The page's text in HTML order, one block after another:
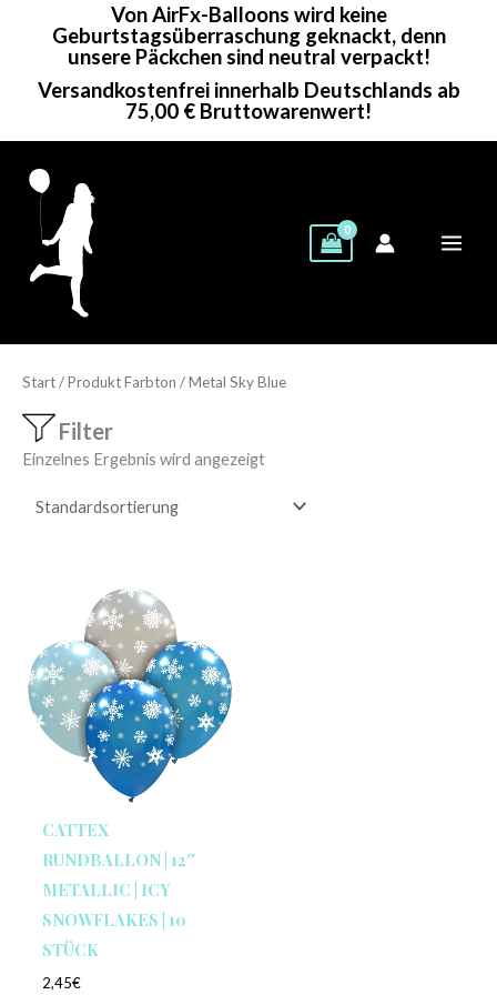
Von AirFx-Balloons wird keine
Geburtstagsüberraschung geknackt, denn
unsere Päckchen sind neutral verpackt!
Versandkostenfrei innerhalb Deutschlands ab
75,00 € Bruttowarenwert!
Start/ Produkt Farbton / Metal Sky Blue
Filter
Einzelnes Ergebnis wird angezeigt
CATTEX
RUNDBALLON | 12″
METALLIC | ICY
SNOWFLAKES | 10
STÜCK
2,45€